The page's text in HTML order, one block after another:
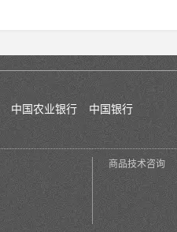
中国农业银行 中国银行
商品技术咨询